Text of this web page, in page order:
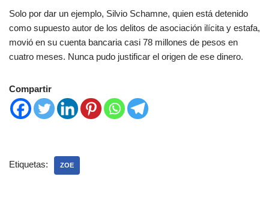
Solo por dar un ejemplo, Silvio Schamne, quien está detenido
como supuesto autor de los delitos de asociación ilícita y estafa,
movió en su cuenta bancaria casi 78 millones de pesos en
cuatro meses. Nunca pudo justificar el origen de ese dinero.
Compartir
Etiquetas: ZOE